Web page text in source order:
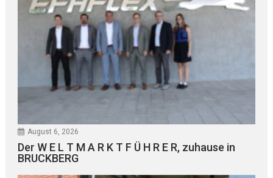
August 6, 2026
Der W E L T M A R K T F Ü H R E R, zuhause in
BRUCKBERG